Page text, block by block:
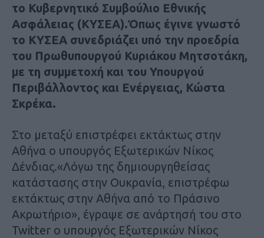
το Κυβερνητικό Συμβούλιο Εθνικής
Ασφάλειας (ΚΥΣΕΑ).Όπως έγινε γνωστό
το ΚΥΣΕΑ συνεδριάζει υπό την προεδρία
του Πρωθυπουργού Κυριάκου Μητσοτάκη,
με τη συμμετοχή και του Υπουργού
Περιβάλλοντος και Ενέργειας, Κώστα
Σκρέκα.
Στο μεταξύ επιστρέφει εκτάκτως στην
Αθήνα ο υπουργός Εξωτερικών Νίκος
Δένδιας.«Λόγω της δημιουργηθείσας
κατάστασης στην Ουκρανία, επιστρέφω
εκτάκτως στην Αθήνα από το Πράσινο
Ακρωτήριο», έγραψε σε ανάρτησή του στο
Twitter ο υπουργός Εξωτερικών Νίκος